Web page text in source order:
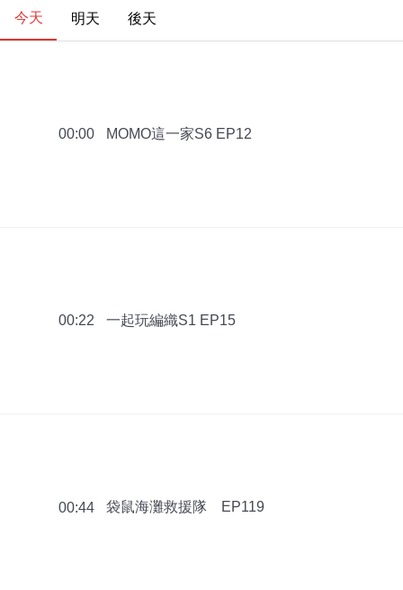
今天 明天 後天
00:00 MOMO這一家S6 EP12
00:22 一起玩編織S1 EP15
00:44 袋鼠海灘救援隊 EP119